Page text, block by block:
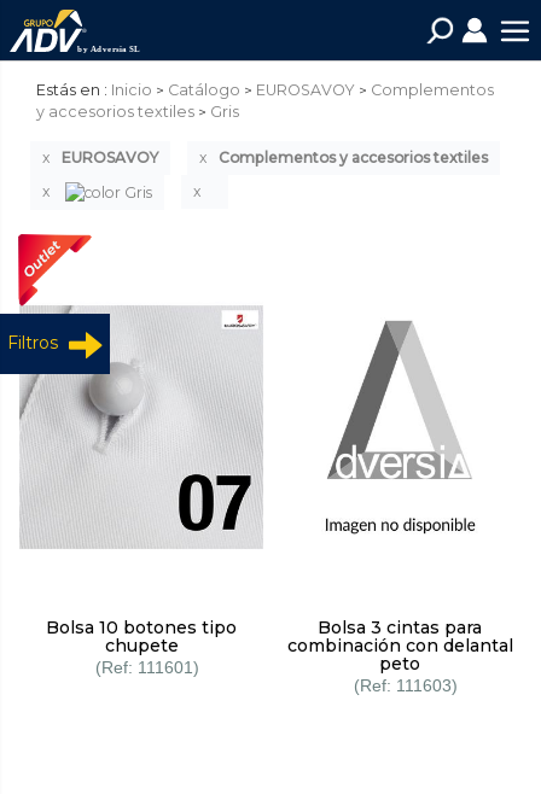
Estás en : Inicio Catálogo EUROSAVOY
Complementos
y accesorios textiles
Gris
Filtros
EUROSAVOY Complementos y accesorios textiles
Bolsa 10 botones tipo
chupete
111601
Bolsa 3 cintas para
combinación con delantal
peto
111603